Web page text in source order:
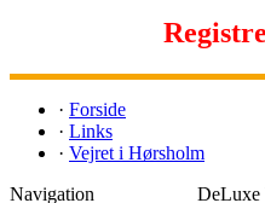
· Forside
· Links
· Vejret i Hørsholm
Navigation
DeLuxe